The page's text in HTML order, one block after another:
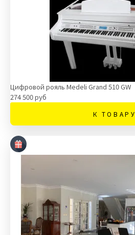
Цифровой рояль Medeli Grand 510 GW
274 500 руб
К ТОВАРУ